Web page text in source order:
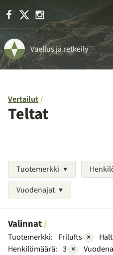
Facebook Instagram
Vaellus ja retkeily
Vertailut
Teltat
Tuotemerkki
Vuodenajat
Valinnat
Tuotemerkki: Frilufts ×
Henkilömäärä: 3 ×